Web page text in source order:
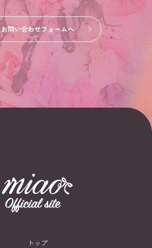
お問い合わせフォームへ
トップ